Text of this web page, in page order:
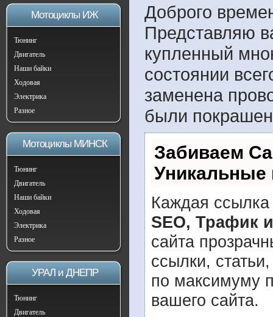
Мотоциклы ИЖ
Тюнинг
Двигатель
Наши байки
Ходовая
Электрика
Разное
Мотоциклы МИНСК
Тюнинг
Двигатель
Наши байки
Ходовая
Электрика
Разное
УРАЛ и ДНЕПР
Тюнинг
Двигатель
Доброго
Представляю
купленный
состоянии
заменена
были
Забиваем
Уникальные
Каждая ссылка
SEO, Трафик
сайта
ссылки,
по максимуму
вашего сайта.